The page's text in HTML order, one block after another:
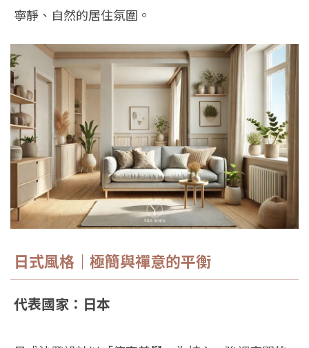
寧靜、自然的居住氛圍。
日式風格｜極簡與禪意的平衡
代表國家：日本